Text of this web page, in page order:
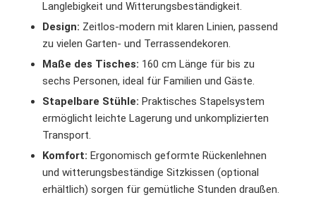
Langlebigkeit und Witterungsbeständigkeit.
Design: Zeitlos-modern mit klaren Linien, passend
zu vielen Garten- und Terrassendekoren.
Maße des Tisches: 160 cm Länge für bis zu
sechs Personen, ideal für Familien und Gäste.
Stapelbare Stühle: Praktisches Stapelsystem
ermöglicht leichte Lagerung und unkomplizierten
Transport.
Komfort: Ergonomisch geformte Rückenlehnen
und witterungsbeständige Sitzkissen (optional
erhältlich) sorgen für gemütliche Stunden draußen.